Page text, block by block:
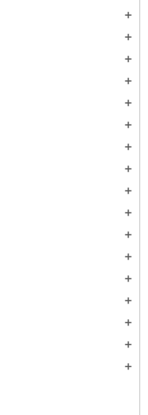
add
add
add
add
add
add
add
add
add
add
add
add
add
add
add
add
add